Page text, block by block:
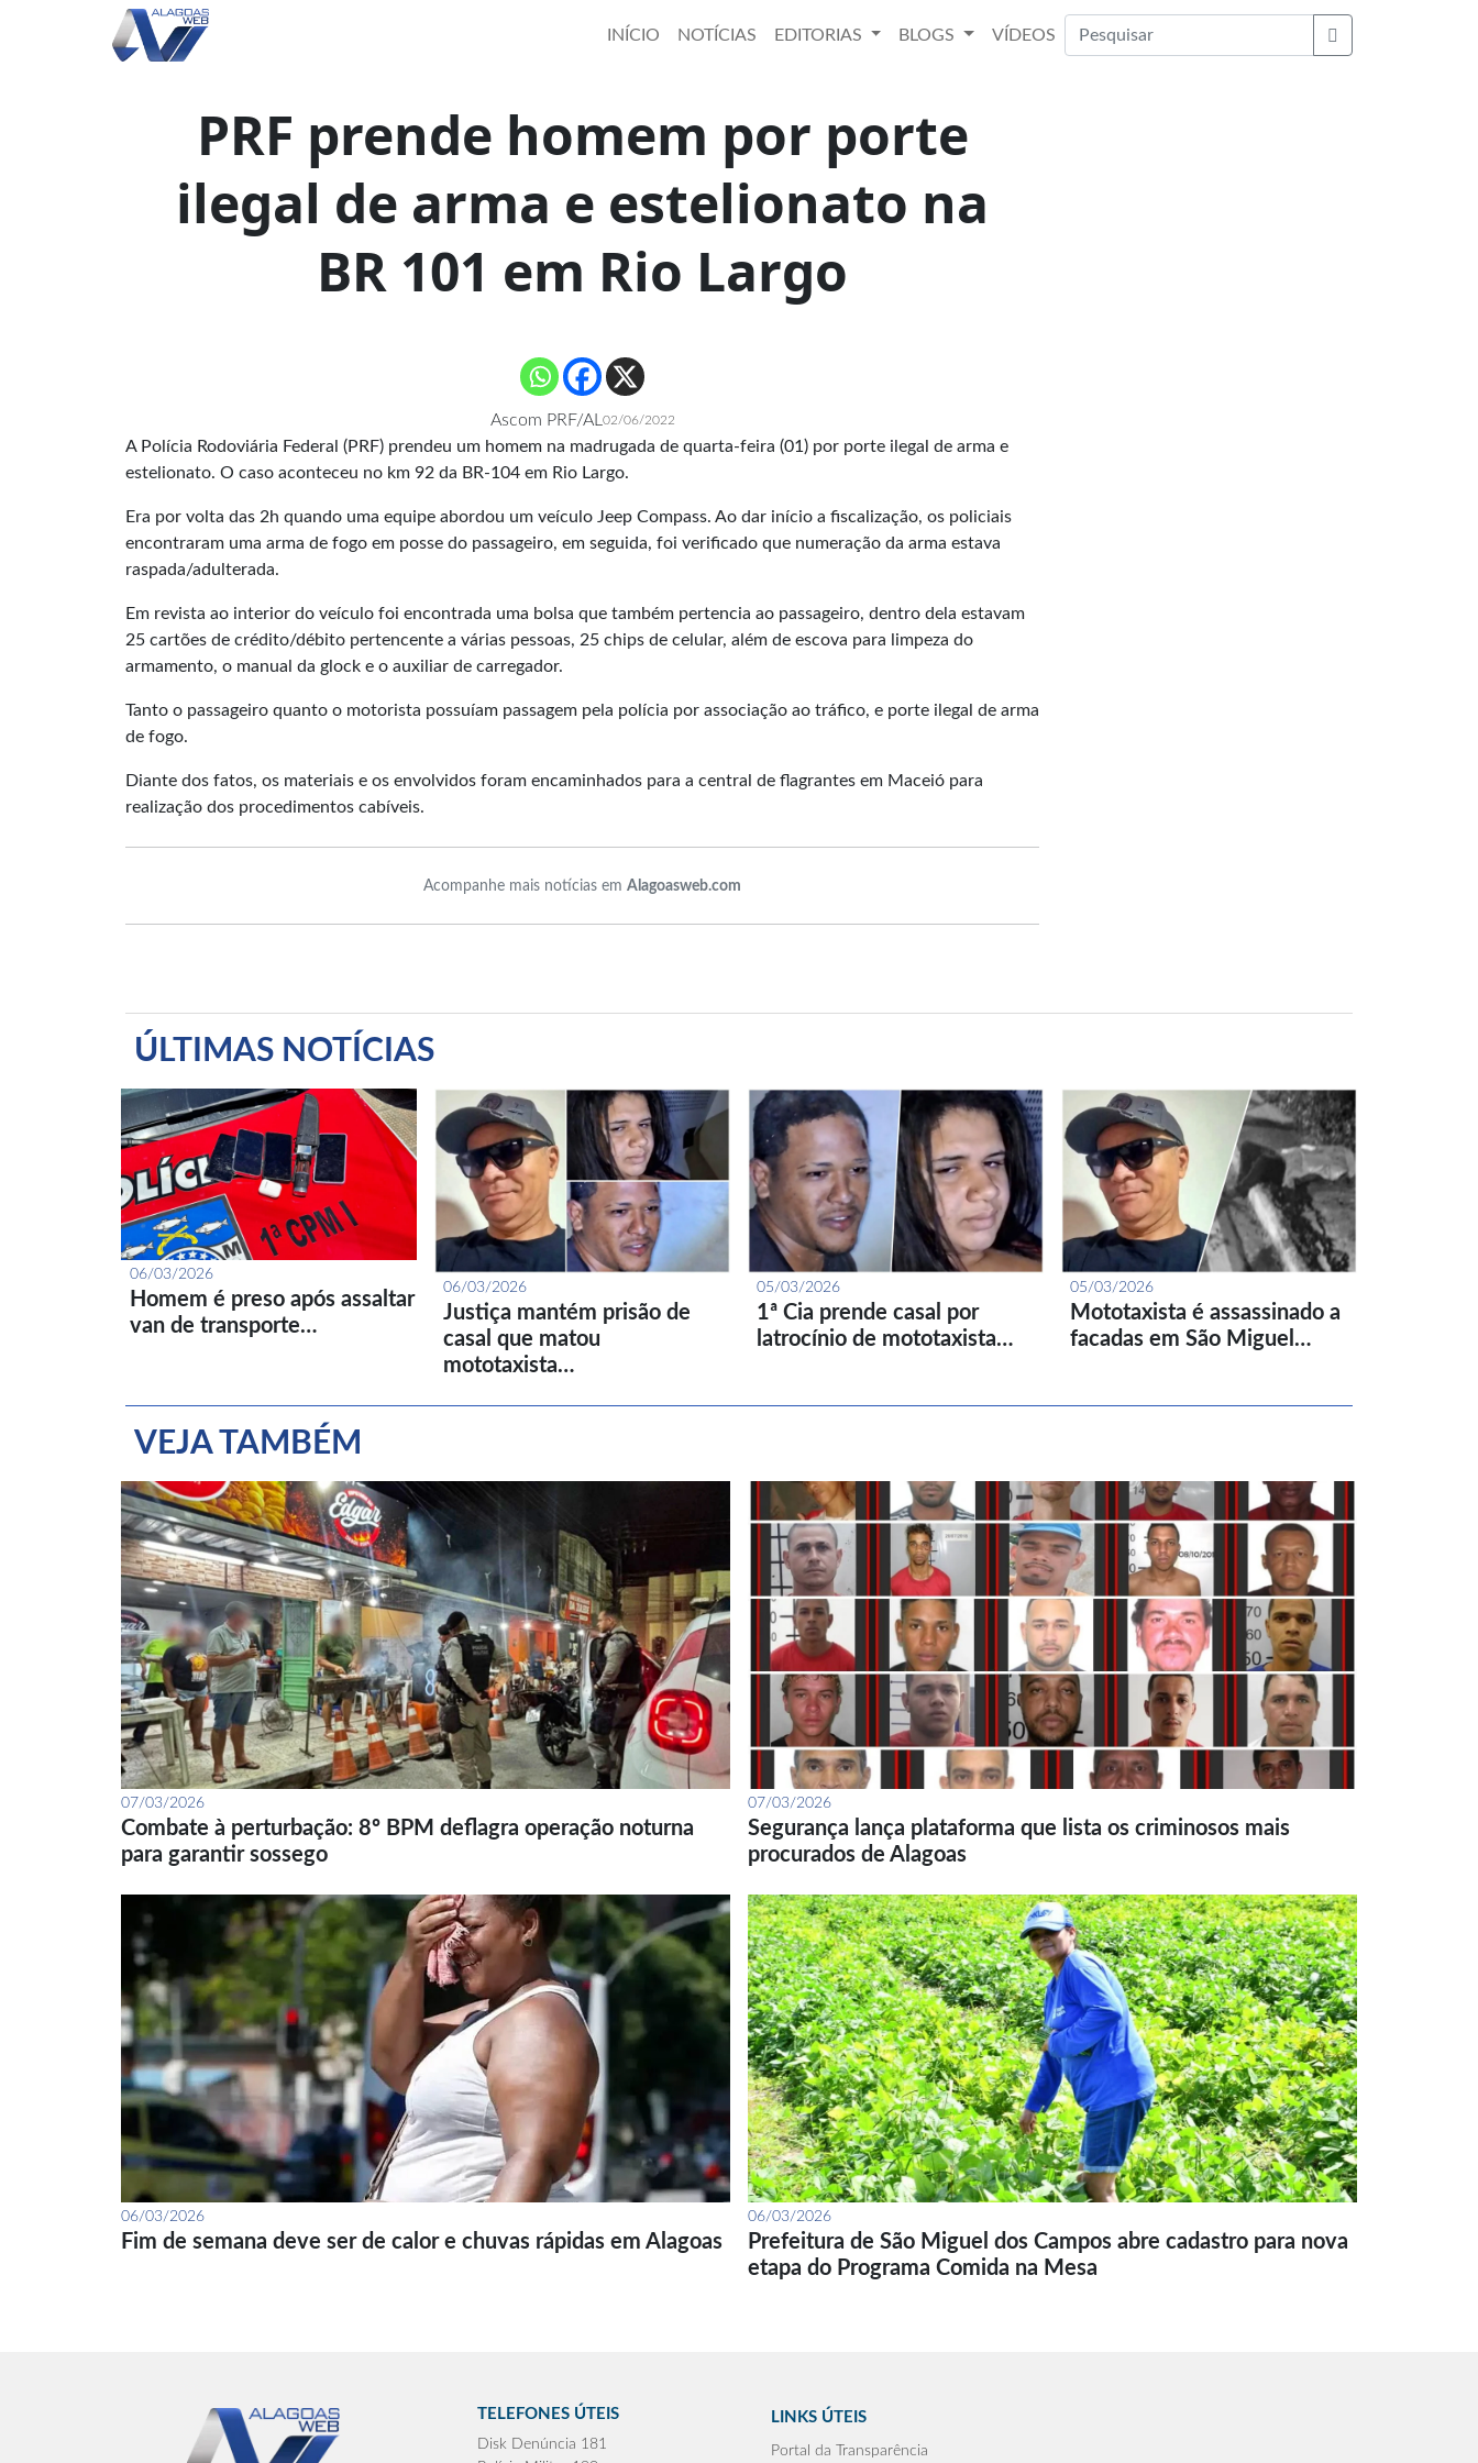
INÍCIO NOTÍCIAS EDITORIAS BLOGS
VÍDEOS
Buscar
PRF prende homem por porte
ilegal de arma e estelionato na
BR 101 em Rio Largo
Ascom PRF/AL 02/06/2022
A Polícia Rodoviária Federal (PRF) prendeu um homem na madrugada de quarta-feira (01) por porte ilegal de arma e
estelionato. O caso aconteceu no km 92 da BR-104 em Rio Largo.
Era por volta das 2h quando uma equipe abordou um veículo Jeep Compass. Ao dar início a fiscalização, os policiais
encontraram uma arma de fogo em posse do passageiro, em seguida, foi verificado que numeração da arma estava
raspada/adulterada.
Em revista ao interior do veículo foi encontrada uma bolsa que também pertencia ao passageiro, dentro dela estavam
25 cartões de crédito/débito pertencente a várias pessoas, 25 chips de celular, além de escova para limpeza do
armamento, o manual da glock e o auxiliar de carregador.
Tanto o passageiro quanto o motorista possuíam passagem pela polícia por associação ao tráfico, e porte ilegal de arma
de fogo.
Diante dos fatos, os materiais e os envolvidos foram encaminhados para a central de flagrantes em Maceió para
realização dos procedimentos cabíveis.
Acompanhe mais notícias em Alagoasweb.com
ÚLTIMAS NOTÍCIAS
06/03/2026
Homem é preso após assaltar
van de transporte…
06/03/2026
Justiça mantém prisão de
casal que matou
mototaxista…
05/03/2026
1ª Cia prende casal por
latrocínio de mototaxista…
05/03/2026
Mototaxista é assassinado a
facadas em São Miguel…
VEJA TAMBÉM
07/03/2026
Combate à perturbação: 8º BPM deflagra operação noturna
para garantir sossego
07/03/2026
Segurança lança plataforma que lista os criminosos mais
procurados de Alagoas
06/03/2026
Fim de semana deve ser de calor e chuvas rápidas em Alagoas
06/03/2026
Prefeitura de São Miguel dos Campos abre cadastro para nova
etapa do Programa Comida na Mesa
TELEFONES ÚTEIS
Disk Denúncia 181
LINKS ÚTEIS
Portal da Transparência